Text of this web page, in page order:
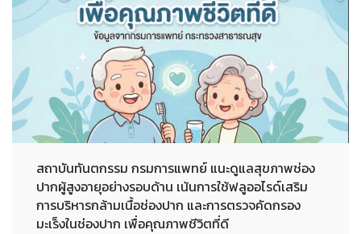
สถาบันทันตกรรม กรมการแพทย์ แนะดูแลสุขภาพช่อง
ปากผู้สูงอายุอย่างรอบด้าน เน้นการใช้ฟลูออไรด์เสริม
การบริหารกล้ามเนื้อช่องปาก และการตรวจคัดกรอง
มะเร็งในช่องปาก เพื่อคุณภาพชีวิตที่ดี